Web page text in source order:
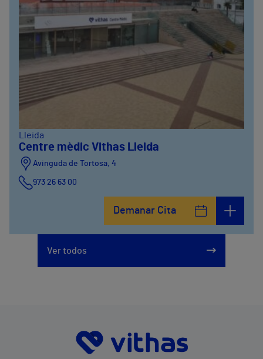
Lleida
Centre mèdic Vithas Lleida
Avinguda de Tortosa, 4
973 26 63 00
Demanar Cita
Ver todos